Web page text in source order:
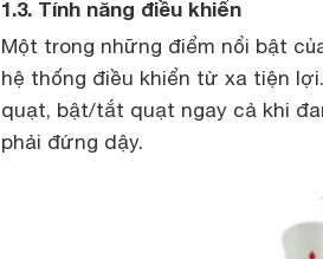
1.3. Tính năng điều khiển
Một trong những điểm nổi bật
hệ thống điều khiển từ xa tiện
quạt, bật/tắt quạt ngay cả khi
phải đứng dậy.